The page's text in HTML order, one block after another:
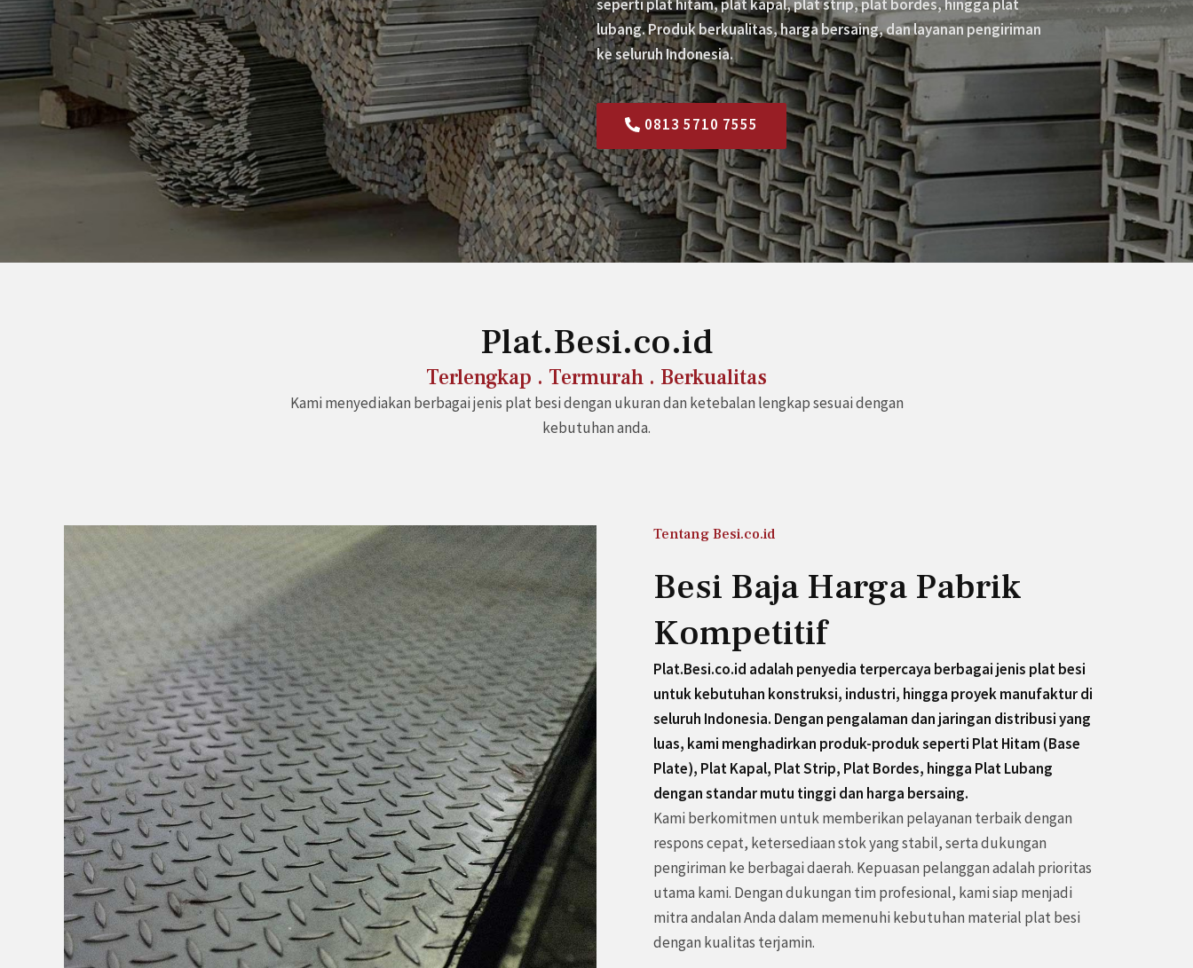
seperti plat hitam, plat kapal, plat strip, plat bordes, hingga plat
lubang. Produk berkualitas, harga bersaing, dan layanan pengiriman
ke seluruh Indonesia.
0813 5710 7555
Plat.Besi.co.id
Terlengkap . Termurah . Berkualitas
Kami menyediakan berbagai jenis plat besi dengan ukuran dan ketebalan lengkap sesuai dengan
kebutuhan anda.
Tentang Besi.co.id
Besi Baja Harga Pabrik
Kompetitif
Plat.Besi.co.id adalah penyedia terpercaya berbagai jenis plat besi
untuk kebutuhan konstruksi, industri, hingga proyek manufaktur di
seluruh Indonesia. Dengan pengalaman dan jaringan distribusi yang
luas, kami menghadirkan produk-produk seperti Plat Hitam (Base
Plate), Plat Kapal, Plat Strip, Plat Bordes, hingga Plat Lubang
dengan standar mutu tinggi dan harga bersaing.
Kami berkomitmen untuk memberikan pelayanan terbaik dengan
respons cepat, ketersediaan stok yang stabil, serta dukungan
pengiriman ke berbagai daerah. Kepuasan pelanggan adalah prioritas
utama kami. Dengan dukungan tim profesional, kami siap menjadi
mitra andalan Anda dalam memenuhi kebutuhan material plat besi
dengan kualitas terjamin.